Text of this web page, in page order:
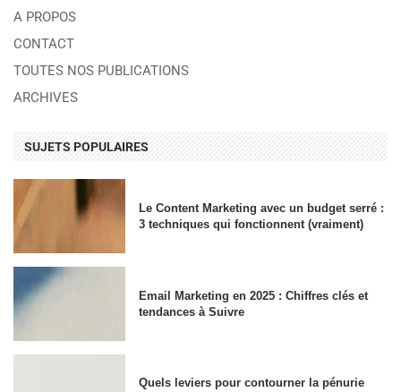
A PROPOS
CONTACT
TOUTES NOS PUBLICATIONS
ARCHIVES
SUJETS POPULAIRES
Le Content Marketing avec un budget serré :
3 techniques qui fonctionnent (vraiment)
Email Marketing en 2025 : Chiffres clés et
tendances à Suivre
Quels leviers pour contourner la pénurie